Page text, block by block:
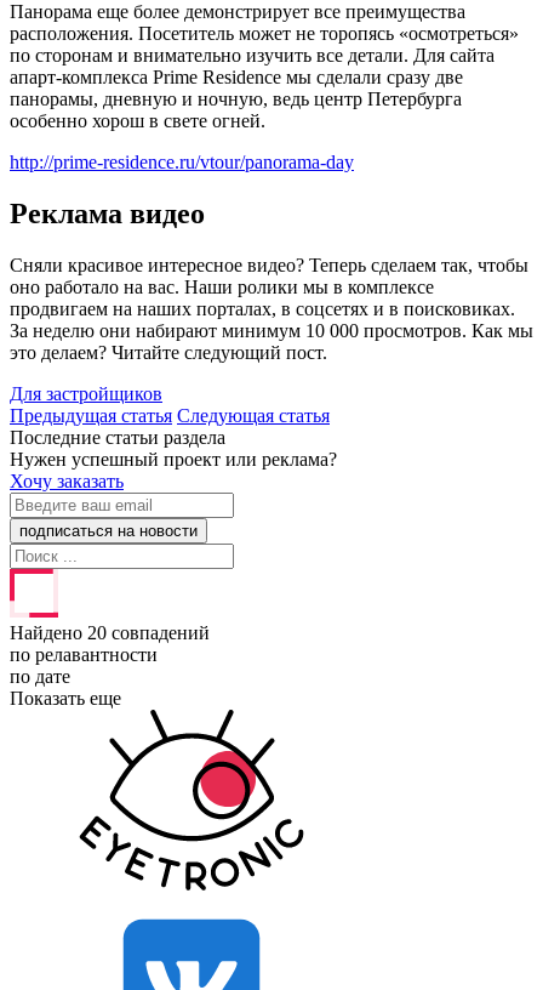
Панорама еще более демонстрирует все преимущества
расположения. Посетитель может не торопясь «осмотреться»
по сторонам и внимательно изучить все детали. Для сайта
апарт-комплекса Prime Residence мы сделали сразу две
панорамы, дневную и ночную, ведь центр Петербурга
особенно хорош в свете огней.
http://prime-residence.ru/vtour/panorama-day
Реклама видео
Сняли красивое интересное видео? Теперь сделаем так, чтобы
оно работало на вас. Наши ролики мы в комплексе
продвигаем на наших порталах, в соцсетях и в поисковиках.
За неделю они набирают минимум 10 000 просмотров. Как мы
это делаем? Читайте следующий пост.
Для застройщиков
Предыдущая статья Следующая статья
Последние статьи раздела
Нужен успешный проект или реклама?
Хочу заказать
Найдено 20 совпадений
по релавантности
по дате
Показать еще